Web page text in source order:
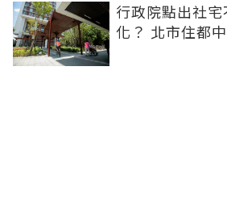
行政院點出社
化？ 北市住都